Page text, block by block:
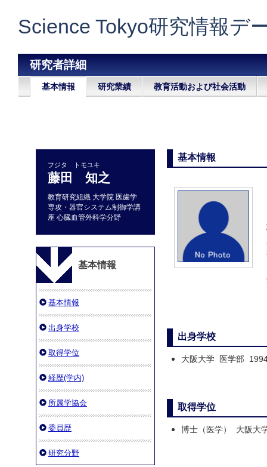
Science Tokyo研究情報デ
研究者詳細
基本情報 研究業績 教育活動および社会活動
フジタ トモユキ
藤田 知之
教育研究組織 大学院 医歯学
専攻・器官システム制御学講
座 心臓血管外科学分野
基本情報
基本情報
出身学校
取得学位
経歴(学内)
所属学協会
委員歴
研究分野
基本情報
出身学校
大阪大学 医学部
取得学位
博士（医学） 大阪大